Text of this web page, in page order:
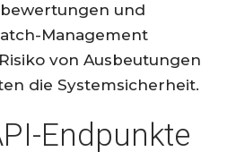
und
Management
von Ausbeutungen
die Systemsicherheit.
Endpunkte